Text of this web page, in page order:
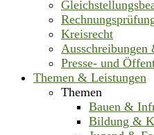
Kreisrecht
Ausschreibungen
Presse- und
Themen & Leistungen
Themen
Bauen &
Bildung &